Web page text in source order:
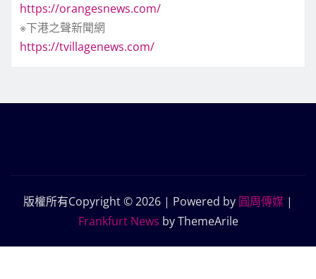
https://orangesnews.com/
※下港之聲新聞網
https://tvillagenews.com/
版權所有Copyright © 2026 | Powered by 圓周傳媒 |
Frankfurt News by ThemeArile